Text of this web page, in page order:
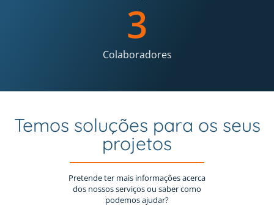
Colaboradores
3
Temos soluções para os seus
projetos
Pretende ter mais informações acerca
dos nossos serviços ou saber como
podemos ajudar?